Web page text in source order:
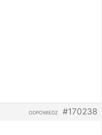
#170238
ODPOWIEDZ